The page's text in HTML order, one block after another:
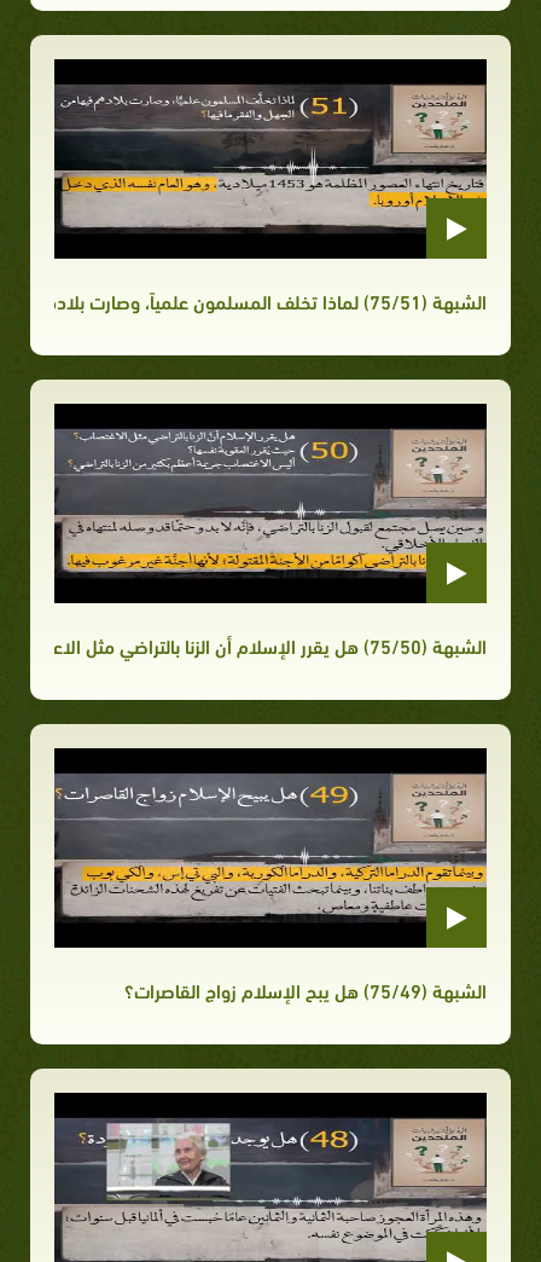
الشبهة (75/51) لماذا تخلف المسلمون علمياً، وصارت بلادهم فيها من الجهل والفقر ما فيها؟
الشبهة (75/50) هل يقرر الإسلام أن الزنا بالتراضي مثل الاعتصاب؟ حيث يقرر العقوبة نفسها؟
الشبهة (75/49) هل يبح الإسلام زواج القاصرات؟